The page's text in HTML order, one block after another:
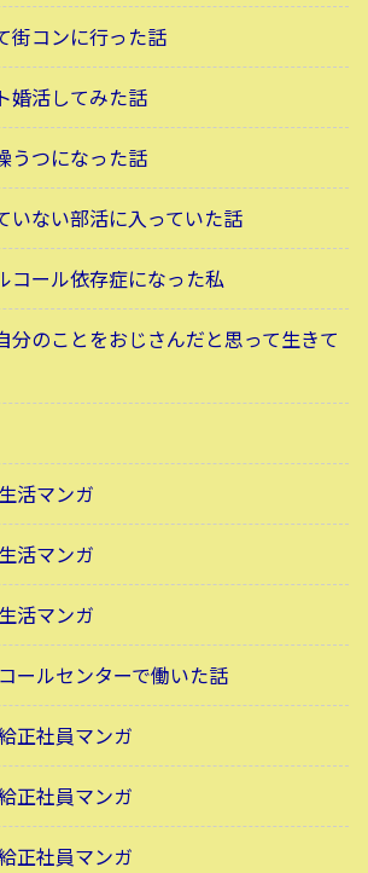
街コンに行った話
婚活してみた話
うつになった話
いない部活に入っていた話
コール依存症になった私
分のことをおじさんだと思って生きて
活マンガ
活マンガ
活マンガ
ールセンターで働いた話
正社員マンガ
正社員マンガ
正社員マンガ